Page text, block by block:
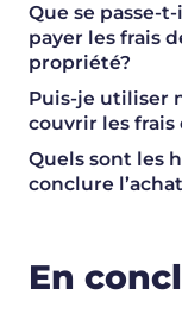
Que se passe-
payer les frais
propriété?
Puis-je utiliser
couvrir les frais
Quels sont les
conclure
En